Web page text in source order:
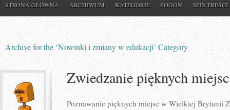
STRONA GŁÓWNA ARCHIWUM KATEGORIE POGOŃ SPIS TREŚCI
Archive for the ‘Nowinki i zmiany w edukacji’ Category
Zwiedzanie pięknych
Poznawanie pięknych miejsc w Wielkiej Brytanii